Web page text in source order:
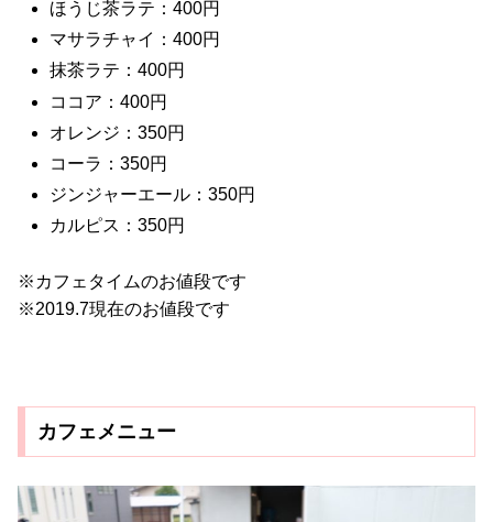
ほうじ茶ラテ：400円
マサラチャイ：400円
抹茶ラテ：400円
ココア：400円
オレンジ：350円
コーラ：350円
ジンジャーエール：350円
カルピス：350円
※カフェタイムのお値段です
※2019.7現在のお値段です
カフェメニュー